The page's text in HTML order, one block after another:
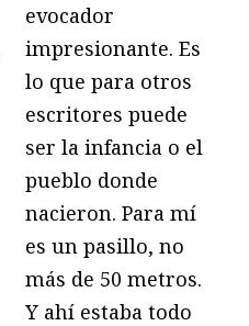
evocador
impresionante. Es
lo que para otros
escritores puede
ser la infancia o el
pueblo donde
nacieron. Para mí
es un pasillo, no
más de 50 metros.
Y ahí estaba todo